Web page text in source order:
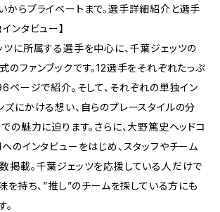
からプライベートまで。選手詳細紹介と選手
ンタビュー】
ツに所属する選手を中心に、千葉ジェッツの
のファンブックです。12選手をそれぞれたっぷ
ページで紹介。そして、それぞれの単独イン
ズにかける想い、自らのプレースタイルの分
の魅力に迫ります。さらに、大野篤史ヘッドコ
のインタビューをはじめ、スタッフやチーム
掲載。千葉ジェッツを応援している人だけで
を持ち、”推し”のチームを探している方にも